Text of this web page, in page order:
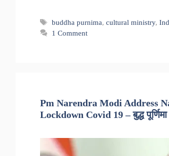
Tags
buddha purnima,cultural ministry,
1 Comment
Pm Narendra Modi Address
Lockdown Covid 19 – बुद्ध